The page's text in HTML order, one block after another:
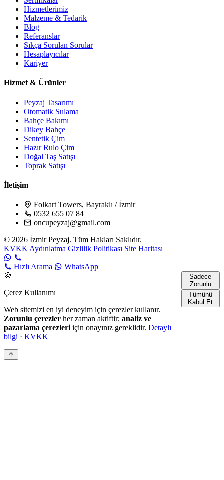
Hizmetlerimiz
Malzeme & Tedarik
Blog
Referanslar
Sıkça Sorulan Sorular
Hesaplayıcılar
Kariyer
Hizmet & Ürünler
Peyzaj Tasarımı
Otomatik Sulama
Bahçe Bakımı
Dikey Bahçe
Sentetik Çim
Hazır Rulo Çim
Doğal Taş Satışı
Toprak Satışı
İletişim
Folkart Towers, Bayraklı / İzmir
0532 655 07 84
oncupeyzaj@gmail.com
© 2026 İzmir Peyzaj. Tüm Hakları Saklıdır.
KVKK Aydınlatma Gizlilik Politikası Site Haritası
Hızlı Arama
WhatsApp
🍪
Çerez Kullanımı
Web sitemizi en iyi deneyim için çerezler kullanır.
Zorunlu çerezler her zaman aktiftir; analiz ve
pazarlama çerezleri için onayınız gereklidir. Detaylı
bilgi · KVKK
Sadece
Zorunlu
Tümünü
Kabul Et